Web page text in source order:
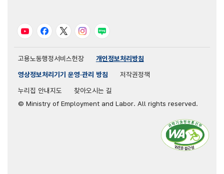
유튜브 페이스북트위터 인스타그램
블로그
고용노동행정서비스헌장
개인정보처리방침
영상정보처리기기 운영·관리 방침
저작권정책
누리집 안내지도
찾아오시는 길
© Ministry of Employment and Labor. All rights reserved.